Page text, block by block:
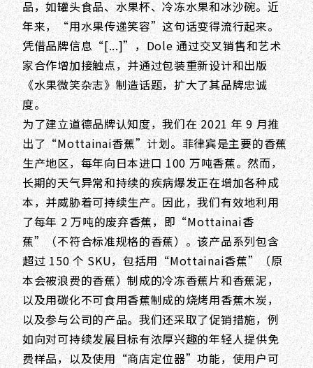
品，如罐头食品、水果杯、冷冻水果和冰沙碗。近
年来，“用水果传递笑容”这句话变得流行起来。
凭借品牌信息“[...]”，Dole 通过交叉销售和艺术
家合作增加接触点，并通过包装重新设计和出版
《水果微笑杂志》制造话题，扩大了其品牌忠诚
度。
为了建立道德品牌认知度，我们在 2021 年 9 月推
出了“Mottainai香蕉”计划。菲律宾是主要的香蕉
生产地区，每年向日本进口 100 万吨香蕉。然而，
长期的天气异常和持续的疾病爆发正在增加各种成
本，并威胁着可持续生产。因此，我们有效地利用
了每年 2 万吨的废弃香蕉，即“Mottainai香
蕉”（不符合标准规格的香蕉）。该产品系列包含
超过 150 个 SKU，包括用“Mottainai香蕉”（原
本会被浪费的香蕉）制成的冷冻香蕉片和香蕉泥，
以及用碳化不可食用香蕉制成的烧烤用香蕉木炭，
以及参与公司的产品。我们还采取了促销措施，例
如向对可持续发展目标有浓厚兴趣的年轻人提供免
费样品，以及使用“商店定位器”功能，使用户可